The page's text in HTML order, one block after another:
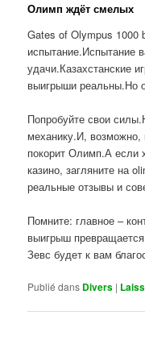
Олимп ждёт смелых
Gates of Olympus 1000
испытание.Испытание
удачи.Казахстанские
выигрыши реальны.Но
Попробуйте свои
механику.И,
покорит Олимп.А если
казино, загляните на
реальные отзывы и
Помните: главное –
выигрыш
Зевс будет к вам
Publié dans Divers |